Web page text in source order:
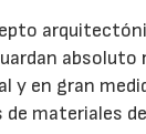
en gran
materiales